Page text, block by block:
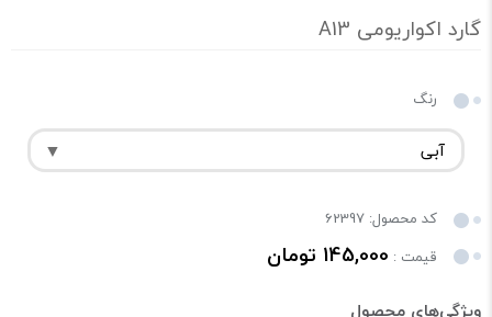
گارد اکواریومی A13
رنگ
کد محصول: 62397
قیمت : 145,000 تومان